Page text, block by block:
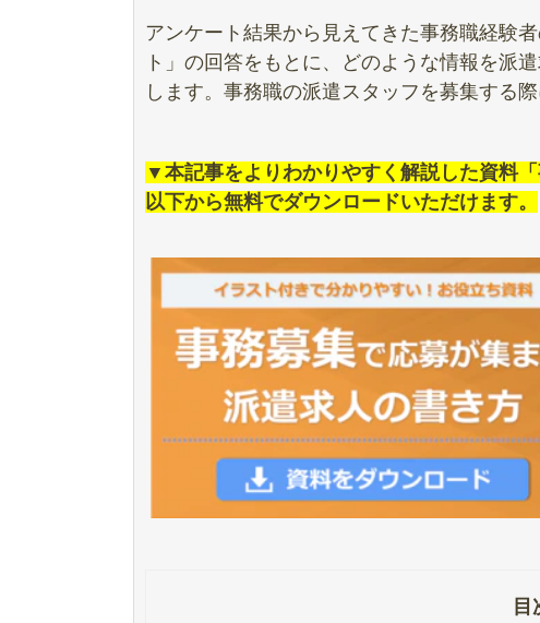
アンケート結果から見えてきた事務職経験
ト」の回答をもとに、どのような情報を派
します。事務職の派遣スタッフを募集する
▼本記事をよりわかりやすく解説した資料
以下から無料でダウンロードいただけます。
目